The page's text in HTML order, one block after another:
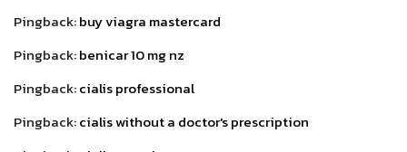
Pingback:buy viagra mastercard
Pingback:benicar 10 mg nz
Pingback:cialis professional
Pingback:cialis without a doctor's prescription